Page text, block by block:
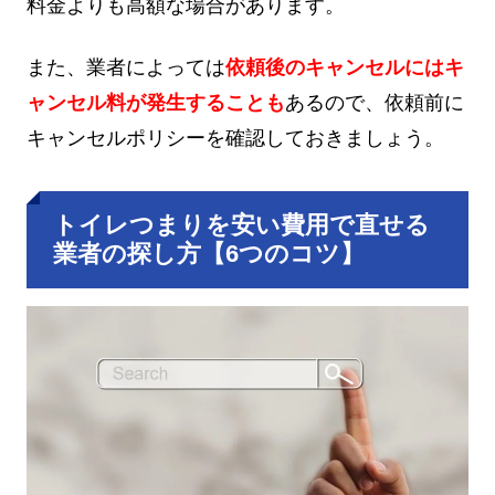
料金よりも高額な場合があります。
また、業者によっては依頼後のキャンセルにはキ
ャンセル料が発生することもあるので、依頼前に
キャンセルポリシーを確認しておきましょう。
トイレつまりを安い費用で直せる
業者の探し方【6つのコツ】